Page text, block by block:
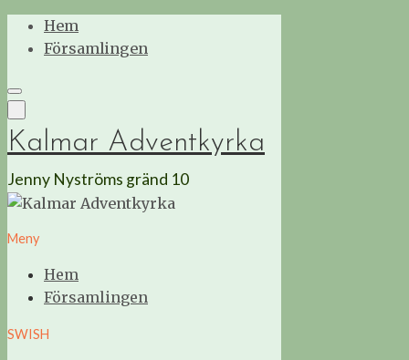
HoppaHem
Församlingen
Kalmar Adventkyrka
Jenny Nyströms gränd 10
Meny
Hem
Församlingen
SWISH